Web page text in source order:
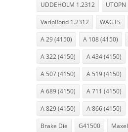
UDDEHOLM 1.2312 UTOPN
VarioRond 1.2312 WAGTS
A 29 (4150) A 108 (4150)
A 322 (4150) A 434 (4150)
A 507 (4150) A 519 (4150)
A 689 (4150) A 711 (4150)
A 829 (4150) A 866 (4150)
Brake Die G41500